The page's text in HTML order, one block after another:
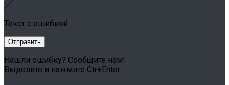
Текст с ошибкой
Нашли ошибку? Сообщите нам!
Выделите и нажмите Ctr+Enter